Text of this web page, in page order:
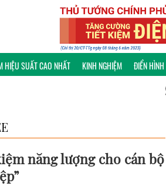
HIỆU SUẤT CAO NHẤT KINH NGHIỆM ĐIỂN HÌNH
năng lượng cho cán bộ